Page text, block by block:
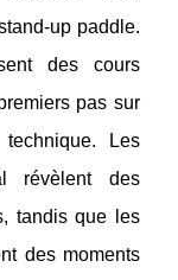
up paddle.
des cours
pas sur
technique. Les
révèlent des
tandis que les
des moments